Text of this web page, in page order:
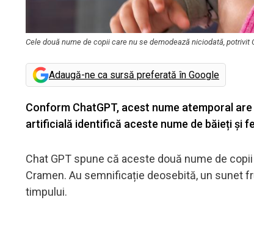
Cele două nume de copii care nu se demodează niciodată,
Adaugă-ne ca sursă preferată în Google
Conform ChatGPT, acest nume atemporal
artificială identifică aceste nume de băieți și
Chat GPT spune că aceste două nume de
Cramen. Au semnificație deosebită, un sunet
timpului.